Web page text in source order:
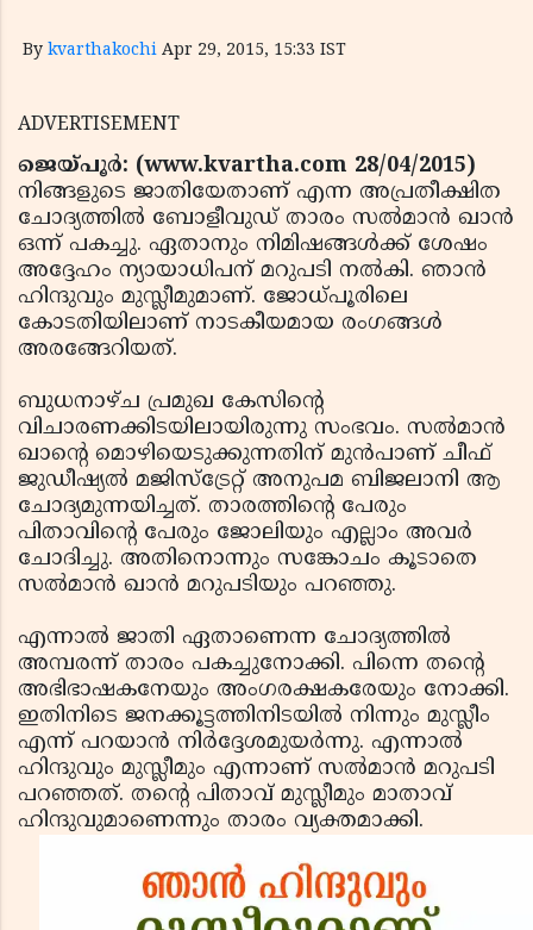
By kvarthakochi Apr 29, 2015, 15:33 IST
ADVERTISEMENT
ജെയ്പൂര്‍: (www.kvartha.com 28/04/2015)
നിങ്ങളുടെ ജാതിയേതാണ് എന്ന അപ്രതീക്ഷിത
ചോദ്യത്തില്‍ ബോളീവുഡ് താരം സല്‍മാന്‍ ഖാന്‍
ഒന്ന് പകച്ചു. ഏതാനും നിമിഷങ്ങള്‍ക്ക് ശേഷം
അദ്ദേഹം ന്യായാധിപന് മറുപടി നല്‍കി. ഞാന്‍
ഹിന്ദുവും മുസ്ലീമുമാണ്. ജോധ്പൂരിലെ
കോടതിയിലാണ് നാടകീയമായ രംഗങ്ങള്‍
അരങ്ങേറിയത്.
ബുധനാഴ്ച പ്രമുഖ കേസിന്റെ
വിചാരണക്കിടയിലായിരുന്നു സംഭവം. സല്‍മാന്‍
ഖാന്റെ മൊഴിയെടുക്കുന്നതിന് മുന്‍പാണ് ചീഫ്
ജുഡീഷ്യല്‍ മജിസ്‌ട്രേറ്റ് അനുപമ ബിജലാനി ആ
ചോദ്യമുന്നയിച്ചത്. താരത്തിന്റെ പേരും
പിതാവിന്റെ പേരും ജോലിയും എല്ലാം അവര്‍
ചോദിച്ചു. അതിനൊന്നും സങ്കോചം കൂടാതെ
സല്‍മാന്‍ ഖാന്‍ മറുപടിയും പറഞ്ഞു.
എന്നാല്‍ ജാതി ഏതാണെന്ന ചോദ്യത്തില്‍
അമ്പരന്ന് താരം പകച്ചുനോക്കി. പിന്നെ തന്റെ
അഭിഭാഷകനേയും അംഗരക്ഷകരേയും നോക്കി.
ഇതിനിടെ ജനക്കൂട്ടത്തിനിടയില്‍ നിന്നും മുസ്ലീം
എന്ന് പറയാന്‍ നിര്‍ദ്ദേശമുയര്‍ന്നു. എന്നാല്‍
ഹിന്ദുവും മുസ്ലീമും എന്നാണ് സല്‍മാന്‍ മറുപടി
പറഞ്ഞത്. തന്റെ പിതാവ് മുസ്ലീമും മാതാവ്
ഹിന്ദുവുമാണെന്നും താരം വ്യക്തമാക്കി.